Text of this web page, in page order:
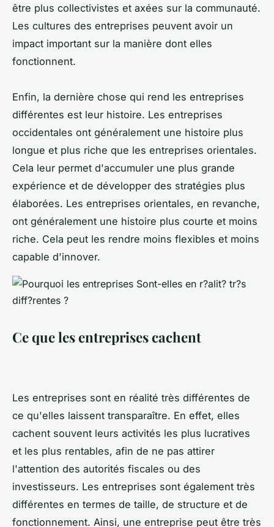
être plus collectivistes et axées sur la communauté.
Les cultures des entreprises peuvent avoir un
impact important sur la manière dont elles
fonctionnent.
Enfin, la dernière chose qui rend les entreprises
différentes est leur histoire. Les entreprises
occidentales ont généralement une histoire plus
longue et plus riche que les entreprises orientales.
Cela leur permet d'accumuler une plus grande
expérience et de développer des stratégies plus
élaborées. Les entreprises orientales, en revanche,
ont généralement une histoire plus courte et moins
riche. Cela peut les rendre moins flexibles et moins
capable d'innover.
Ce que les entreprises cachent
Les entreprises sont en réalité très différentes de
ce qu'elles laissent transparaître. En effet, elles
cachent souvent leurs activités les plus lucratives
et les plus rentables, afin de ne pas attirer
l'attention des autorités fiscales ou des
investisseurs. Les entreprises sont également très
différentes en termes de taille, de structure et de
fonctionnement. Ainsi, une entreprise peut être très